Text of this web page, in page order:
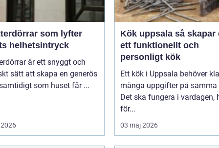
som lyfter
helhetsintryck
är ett snyggt och
sätt att skapa en generös
som huset får ...
Kök uppsala så skapar du
ett funktionellt och
personligt kök
Ett kök i Uppsala behöver
många uppgifter på samma
Det ska fungera i vardagen,
för...
03 maj 2026